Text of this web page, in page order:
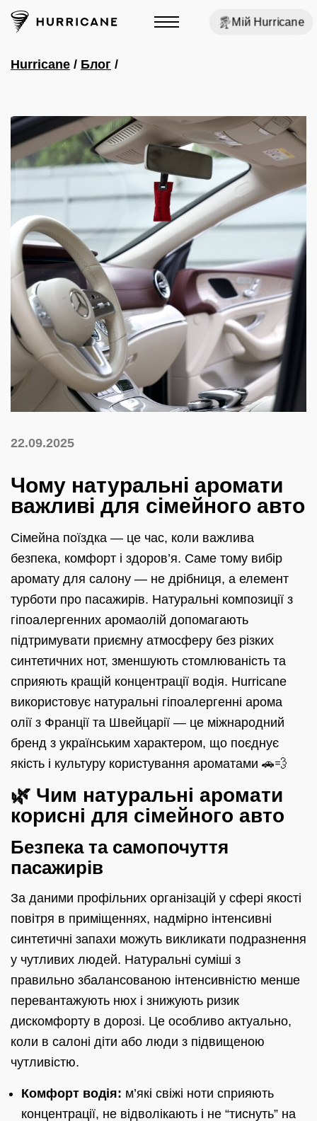
Мій Hurricane
Hurricane / Блог /
22.09.2025
Чому натуральні аромати
важливі для сімейного авто
Сімейна поїздка — це час, коли важлива
безпека, комфорт і здоров’я. Саме тому вибір
аромату для салону — не дрібниця, а елемент
турботи про пасажирів. Натуральні композиції з
гіпоалергенних аромаолій допомагають
підтримувати приємну атмосферу без різких
синтетичних нот, зменшують стомлюваність та
сприяють кращій концентрації водія. Hurricane
використовує натуральні гіпоалергенні арома
олії з Франції та Швейцарії — це міжнародний
бренд з українським характером, що поєднує
якість і культуру користування ароматами 🚗💨
🌿 Чим натуральні аромати
корисні для сімейного авто
Безпека та самопочуття
пасажирів
За даними профільних організацій у сфері якості
повітря в приміщеннях, надмірно інтенсивні
синтетичні запахи можуть викликати подразнення
у чутливих людей. Натуральні суміші з
правильно збалансованою інтенсивністю менше
перевантажують нюх і знижують ризик
дискомфорту в дорозі. Це особливо актуально,
коли в салоні діти або люди з підвищеною
чутливістю.
Комфорт водія: м’які свіжі ноти сприяють
концентрації, не відволікають і не “тиснуть” на